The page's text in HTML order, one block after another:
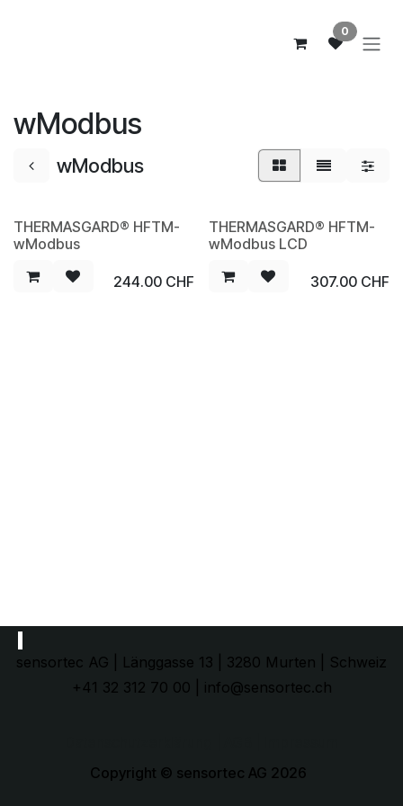
0
wModbus
wModbus
NEW
THERMASGARD® HFTM-
wModbus
244.00CHF
NEW
THERMASGARD® HFTM-
wModbus LCD
307.00CHF
sensortec AG | Länggasse 13 | 3280 Murten | Schweiz
+41 32 312 70 00 | info@sensortec.ch
Copyright © sensortec AG 2026